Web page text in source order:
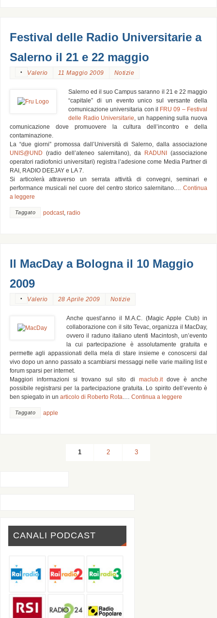
Festival delle Radio Universitarie a
Salerno il 21 e 22 maggio
Valerio
• 11 Maggio 2009 Notizie
Salerno ed il suo Campus saranno il 21 e 22 maggio
“capitale” di un evento unico sul versante della
comunicazione universitaria con il
FRU 09 – Festival
delle Radio Universitarie, un happening sulla nuova
comunicazione dove promuovere la cultura dell’incontro e della
contaminazione.
La “due giorni” promossa dall’Università di Salerno, dalla associazione
UNIS@UND (radio dell’ateneo salernitano), da RADUNI
(associazione
operatori radiofonici universitari) registra l’adesione come Media Partner di
RAI, RADIO DEEJAY e LA 7.
Si articolerà attraverso un serrata attività di convegni, seminari e
performance musicali nel cuore del centro storico salernitano.…Continua
a leggere
Taggato podcast,radio
Il MacDay a Bologna il 10 Maggio
2009
Valerio
• 28 Aprile 2009 Notizie
Anche quest’anno il M.A.C. (Magic Apple Club) in
collaborazione con il sito Tevac, organizza il MacDay,
ovvero il raduno italiano utenti Macintosh, un’evento
la cui partecipazione è assolutamente gratuita e
permette agli appassionati della mela di stare insieme e conoscersi dal
vivo dopo un anno passato a scambiarsi messaggi nelle varie mailing list e
forum sparsi per internet.
Maggiori informazioni si trovano sul sito di maclub.itdove è anche
possibile registrarsi per la partecipazione gratuita. Lo spirito dell’evento è
ben spiegato in un articolo di Roberto Rota.… Continua a leggere
Taggato apple
1 2 3
CANALI PODCAST